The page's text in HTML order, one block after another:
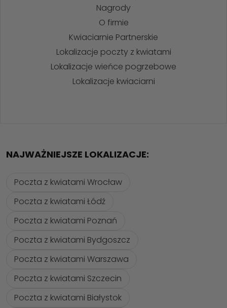
Nagrody
O firmie
Kwiaciarnie Partnerskie
Lokalizacje poczty z kwiatami
Lokalizacje wieńce pogrzebowe
Lokalizacje kwiaciarni
NAJWAŻNIEJSZE LOKALIZACJE:
Poczta z kwiatami Wrocław
Poczta z kwiatami Łódź
Poczta z kwiatami Poznań
Poczta z kwiatami Bydgoszcz
Poczta z kwiatami Warszawa
Poczta z kwiatami Szczecin
Poczta z kwiatami Białystok